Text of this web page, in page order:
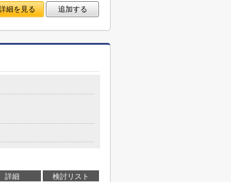
細を見る 追加する
詳細
検討リスト